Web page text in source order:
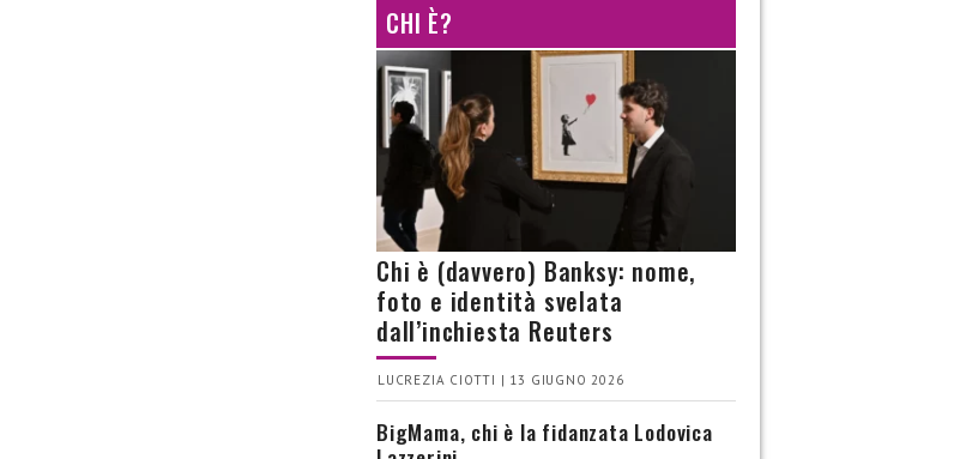
CHI È?
Chi è (davvero) Banksy: nome,
foto e identità svelata
dall’inchiesta Reuters
LUCREZIA CIOTTI | 13 GIUGNO 2026
BigMama, chi è la fidanzata Lodovica